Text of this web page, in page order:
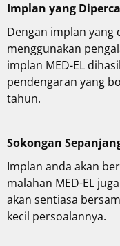
Implan yang
Dengan implan yang
menggunakan
implan MED-EL
pendengaran yang
tahun.
Sokongan
Implan anda akan
malahan MED-EL
akan sentiasa
kecil persoalannya.